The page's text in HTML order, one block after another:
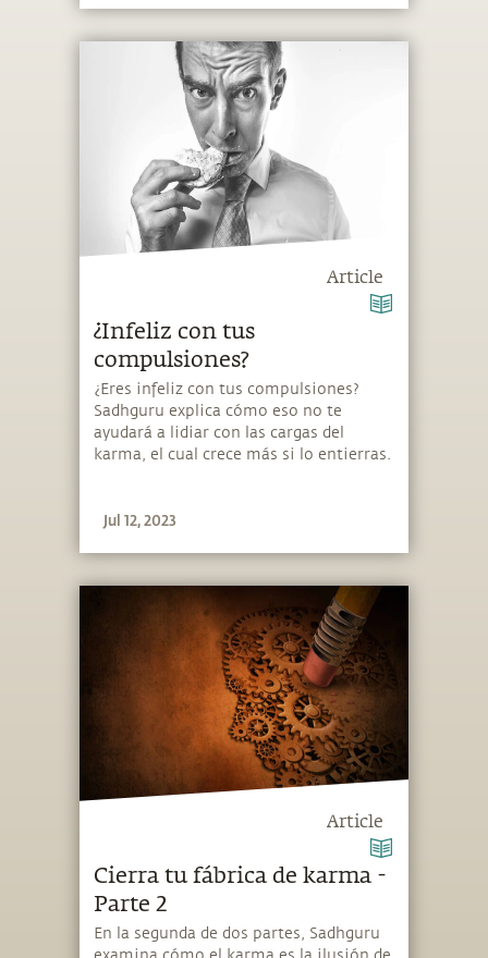
Article
¿Infeliz con tus
compulsiones?
¿Eres infeliz con tus compulsiones?
Sadhguru explica cómo eso no te
ayudará a lidiar con las cargas del
karma, el cual crece más si lo entierras.
Jul 12, 2023
Article
Cierra tu fábrica de karma -
Parte 2
En la segunda de dos partes, Sadhguru